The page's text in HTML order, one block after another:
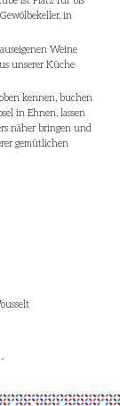
in
Weine
unserer Küche
kennen, buchen
in Ehnen, lassen
näher bringen und
gemütlichen
-